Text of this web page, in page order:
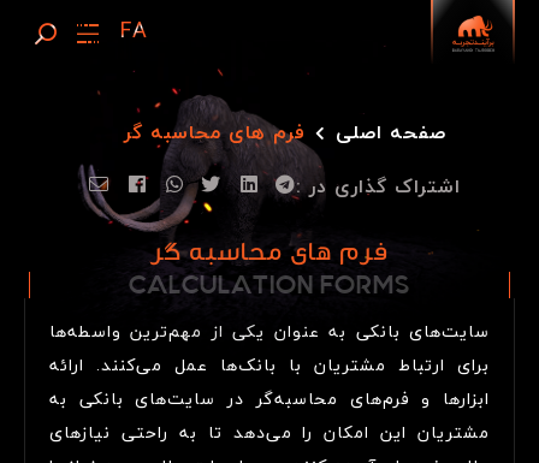
صفحه اصلی
فرم های محاسبه گر
اشتراک گذاری در :
فرم های محاسبه گر
CALCULATION FORMS
CALCULATION FORMS
سایت‌های بانکی به عنوان یکی از مهم‌ترین واسطه‌ها
برای ارتباط مشتریان با بانک‌ها عمل می‌کنند. ارائه
ابزارها و فرم‌های محاسبه‌گر در سایت‌های بانکی به
مشتریان این امکان را می‌دهد تا به راحتی نیازهای